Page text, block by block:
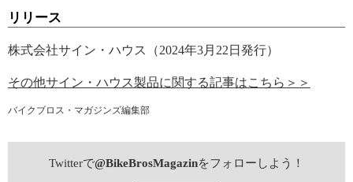
リリース
株式会社サイン・ハウス（2024年3月22日発行）
その他サイン・ハウス製品に関する記事はこちら＞＞
バイクブロス・マガジンズ編集部
Twitterで@BikeBrosMagazinをフォローしよう！